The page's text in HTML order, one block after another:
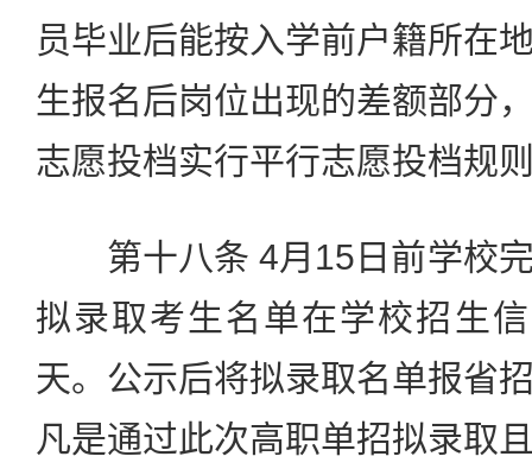
员毕业后能按入学前户籍所在
生报名后岗位出现的差额部分
志愿投档实行平行志愿投档规
第十八条 4月15日前学校完
拟录取考生名单在学校招生
天。公示后将拟录取名单报省
凡是通过此次高职单招拟录取